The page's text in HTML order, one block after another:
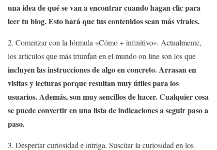
una idea de qué se van a encontrar cuando hagan clic para
leer tu blog. Esto hará que tus contenidos sean más virales.
2. Comenzar con la fórmula «Cómo + infinitivo». Actualmente,
los artículos que más triunfan en el mundo on line son los que
incluyen las instrucciones de algo en concreto. Arrasan en
visitas y lecturas porque resultan muy útiles para los
usuarios. Además, son muy sencillos de hacer. Cualquier cosa
se puede convertir en una lista de indicaciones a seguir paso a
paso.
3. Despertar curiosidad e intriga. Suscitar la curiosidad en los